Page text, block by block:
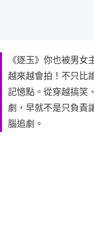
《逐玉》你也被男
越來越會拍！不只比
記憶點。從穿越搞笑
劇，早就不是只負責
腦追劇。